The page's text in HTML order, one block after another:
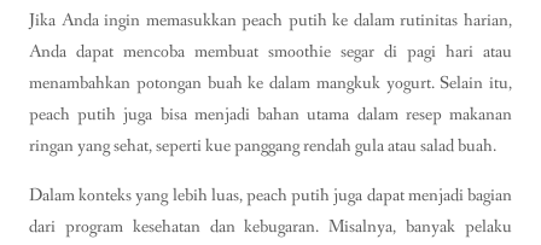
Jika Anda ingin memasukkan peach putih ke dalam rutinitas harian,
Anda dapat mencoba membuat smoothie segar di pagi hari atau
menambahkan potongan buah ke dalam mangkuk yogurt. Selain itu,
peach putih juga bisa menjadi bahan utama dalam resep makanan
ringan yang sehat, seperti kue panggang rendah gula atau salad buah.
Dalam konteks yang lebih luas, peach putih juga dapat menjadi bagian
dari program kesehatan dan kebugaran. Misalnya, banyak pelaku